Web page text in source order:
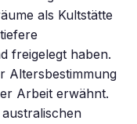
als Kultstätte
freigelegt haben.
Altersbestimmung
Arbeit erwähnt.